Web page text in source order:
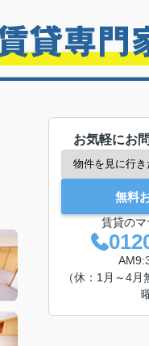
お気軽にお
無料
賃貸の
（休：1月～4